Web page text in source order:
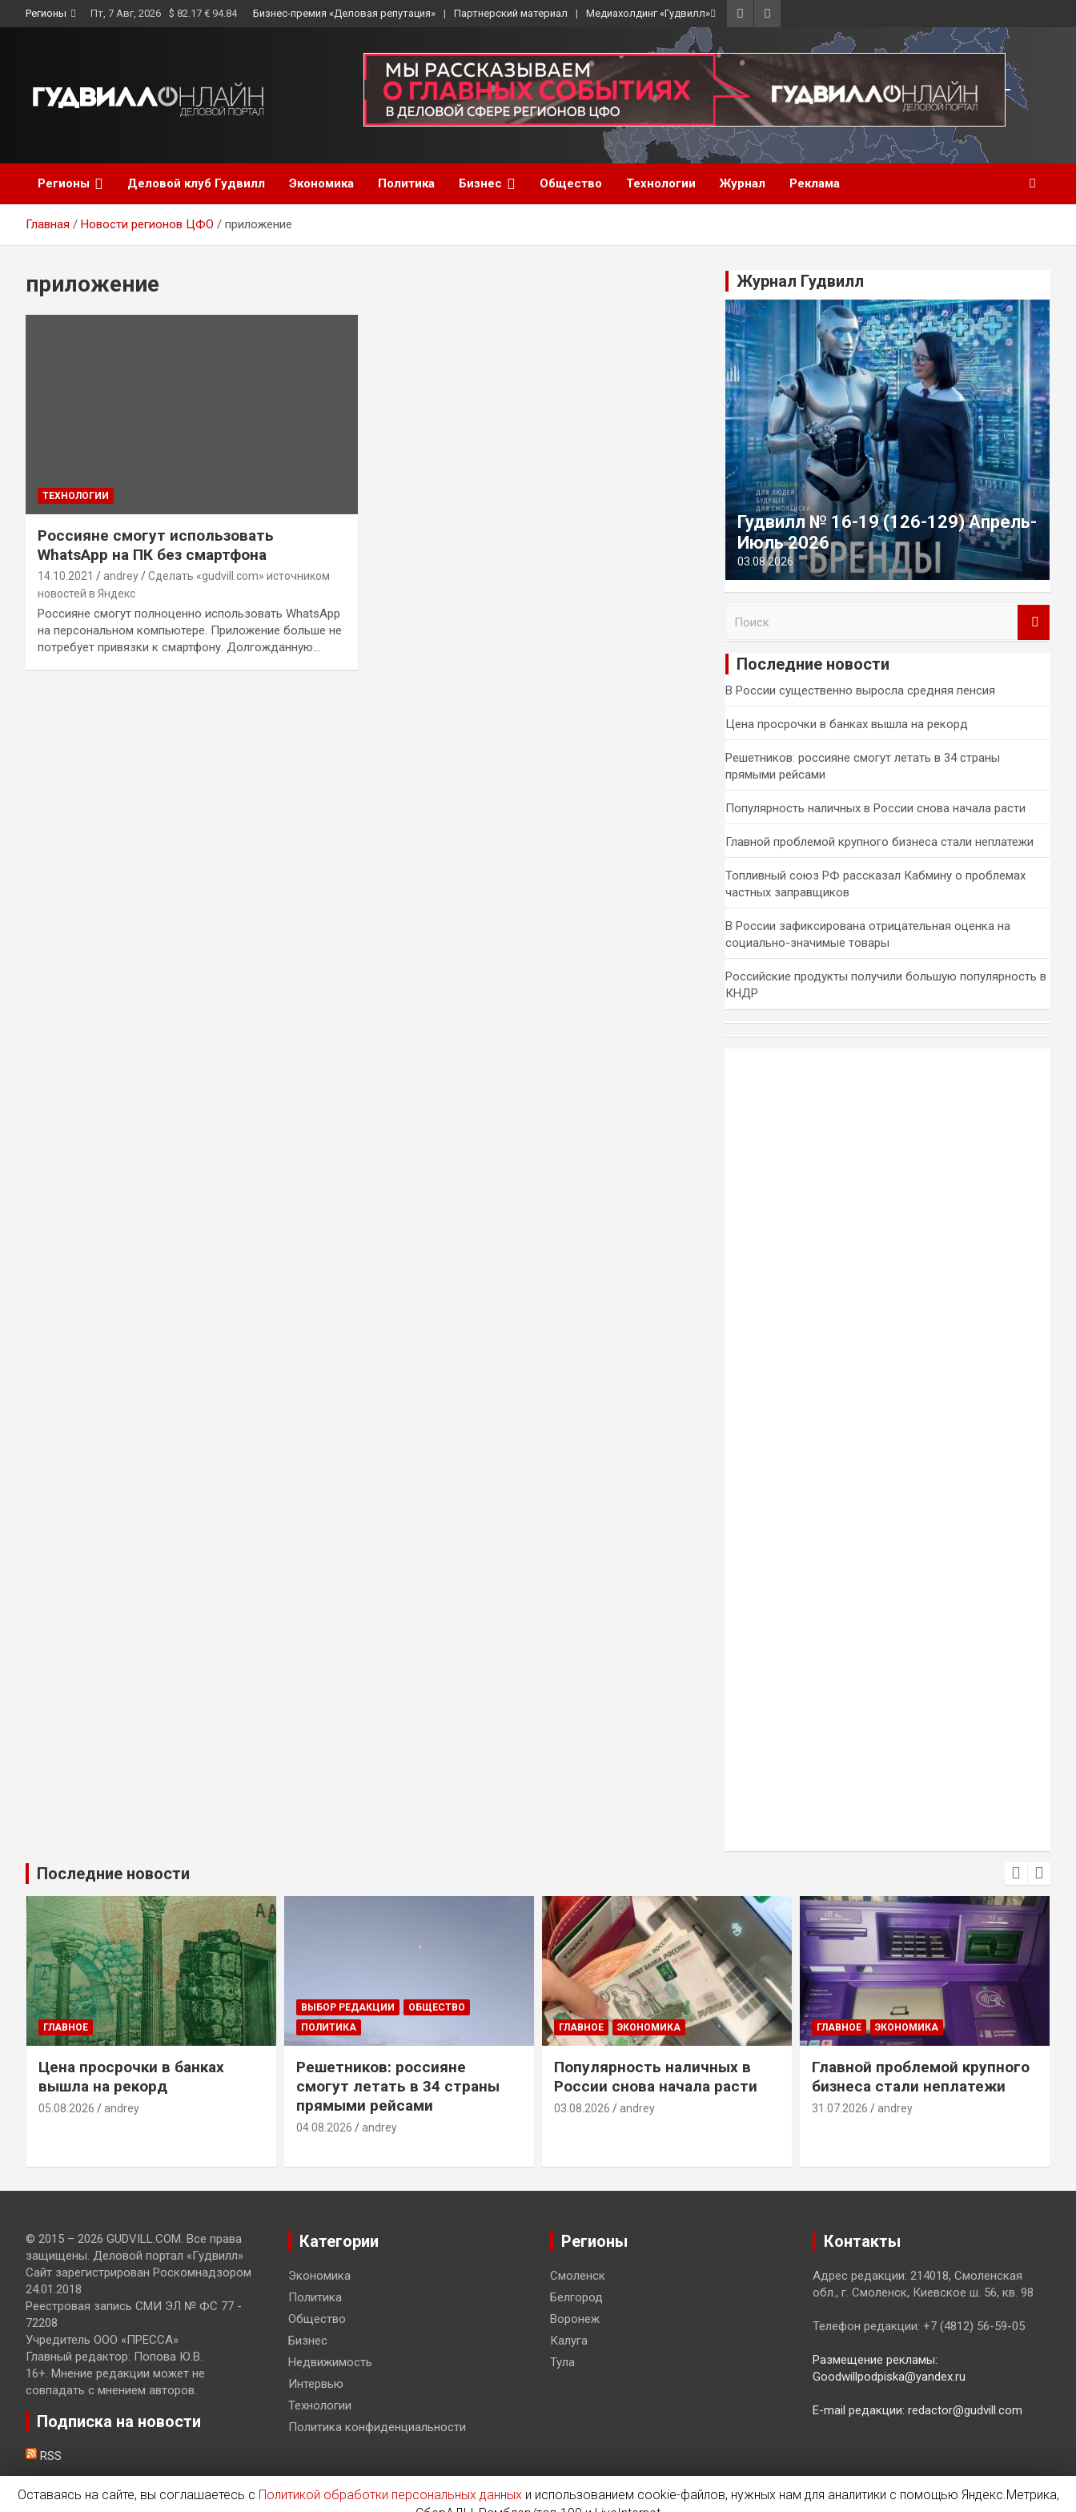
to
Регионы Пт, 7 Авг, 2026 $ 82.17 € 94.84 Бизнес-премия «Деловая репутация» Партнерский материал Медиахолдинг «Гудвилл»
Регионы Деловой клуб Гудвилл Экономика Политика Бизнес Общество Технологии Журнал Реклама
Главная Новости регионов ЦФО приложение
приложение
ТЕХНОЛОГИИ
Россияне смогут использовать
WhatsApp на ПК без смартфона
14.10.2021 andrey
Сделать «gudvill.com» источником
новостей в Яндекс
Россияне смогут полноценно использовать WhatsApp
на персональном компьютере. Приложение больше не
потребует привязки к смартфону. Долгожданную…
Журнал Гудвилл
Гудвилл № 16-19 (126-129) Апрель-
Июль 2026
03.08.2026
и
Последние новости
В России существенно выросла средняя пенсия
Цена просрочки в банках вышла на рекорд
Решетников: россияне смогут летать в 34 страны
прямыми рейсами
Популярность наличных в России снова начала расти
Главной проблемой крупного бизнеса стали неплатежи
Топливный союз РФ рассказал Кабмину о проблемах
частных заправщиков
В России зафиксирована отрицательная оценка на
социально-значимые товары
Российские продукты получили большую популярность в
КНДР
Последние новости
ГЛАВНОЕ
Цена просрочки в банках
вышла на рекорд
05.08.2026 andrey
ВЫБОР РЕДАКЦИИ
ОБЩЕСТВО
ПОЛИТИКА
Решетников: россияне
смогут летать в 34 страны
прямыми рейсами
04.08.2026 andrey
ГЛАВНОЕ ЭКОНОМИКА
Популярность наличных в
России снова начала расти
03.08.2026 andrey
ГЛАВНОЕ ЭКОНОМИКА
Главной проблемой крупного
бизнеса стали неплатежи
31.07.2026 andrey
© 2015 – 2026 GUDVILL.COM. Все права
защищены. Деловой портал «Гудвилл»
Сайт зарегистрирован Роскомнадзором
24.01.2018
Реестровая запись СМИ ЭЛ № ФС 77 -
72208
Учредитель ООО «ПРЕССА»
Главный редактор: Попова Ю.В.
16+. Мнение редакции может не
совпадать с мнением авторов.
Подписка на новости
RSS
Категории
Экономика
Политика
Общество
Бизнес
Недвижимость
Интервью
Технологии
Политика конфиденциальности
Регионы
Смоленск
Белгород
Воронеж
Калуга
Тула
Контакты
Адрес редакции: 214018, Смоленская
обл., г. Смоленск, Киевское ш. 56, кв. 98
Телефон редакции: +7 (4812) 56-59-05
Размещение рекламы:
Goodwillpodpiska@yandex.ru
E-mail редакции: redactor@gudvill.com
Оставаясь на сайте, вы соглашаетесь с Политикой обработки персональных данныхи использованием cookie-файлов, нужных нам для аналитики с помощью Яндекс.Метрика,